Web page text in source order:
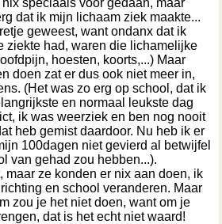
speciaals voor gedaan, maar
dat ik mijn lichaam ziek maakte...
geweest, want ondanx dat ik
ziekte had, waren die lichamelijke
hoesten, koorts,...) Maar
doen zat er dus ook niet meer in,
(Het was zo erg op school, dat ik
en normaal leukste dag
ik was weerziek en ben nog nooit
heb gemist daardoor. Nu heb ik er
100dagen niet gevierd al betwijfel
van gehad zou hebben...).
maar ze konden er nix aan doen, ik
en school veranderen. Maar
zou je het niet doen, want om je
dat is het echt niet waard!